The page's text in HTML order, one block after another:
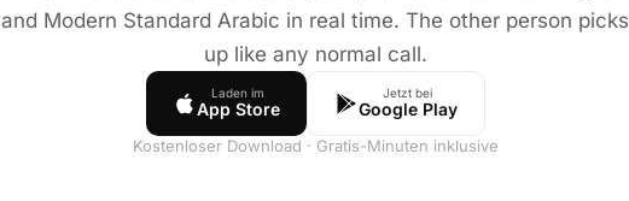
and Modern Standard Arabic in real time. The other person picks
up like any normal call.
Laden im
App Store
Jetzt bei
Google Play
Kostenloser Download · Gratis-Minuten inklusive